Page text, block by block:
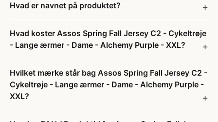
Hvad er navnet på produktet?
Hvad koster Assos Spring Fall Jersey C2 - Cykeltrøje
- Lange ærmer - Dame - Alchemy Purple - XXL?
Hvilket mærke står bag Assos Spring Fall Jersey C2 -
Cykeltrøje - Lange ærmer - Dame - Alchemy Purple -
XXL?